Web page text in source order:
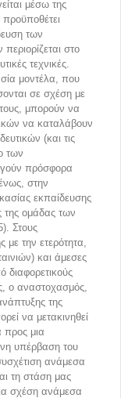
μέσω της
των
στο
τεχνικές.
μοντέλα, που
σε σχέση με
τους, μπορούν να
να καταλάβουν
(και τις
των
πρόσφορα
στην
εκπαίδευσης
της ομάδας των
Στους
με την ετερότητα,
και άμεσες
ο αναστοχασμός,
της
να μετακινηθεί
προς μια
υπέρβαση του
ανάμεσα
τη στάση μας
σχέση ανάμεσα